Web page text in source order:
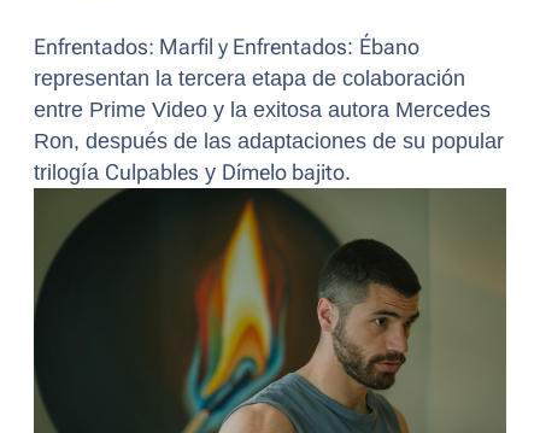
Enfrentados: Marfil y Enfrentados: Ébano
representan la tercera etapa de colaboración
entre Prime Video y la exitosa autora Mercedes
Ron, después de las adaptaciones de su popular
trilogía Culpables y Dímelo bajito.